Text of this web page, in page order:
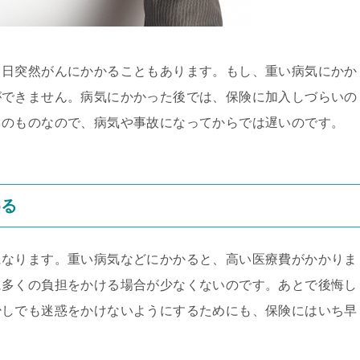
突然がんにかかることもあります。もし、重い病気にかか
きません。病気にかかった後では、保険に加入しづらいの
ものなので、病気や事故になってからでは遅いのです。
ります。重い病気などにかかると、高い医療費がかかりま
くの負担をかける場合が少なくないのです。あとで後悔し
でも迷惑をかけないようにするためにも、保険にはいち早